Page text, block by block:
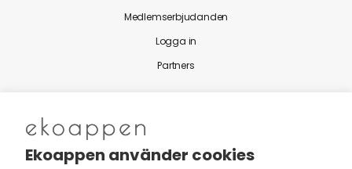
Medlemserbjudanden
Logga in
Partners
Nytt från Ekoappen
Ekoappen använder cookies